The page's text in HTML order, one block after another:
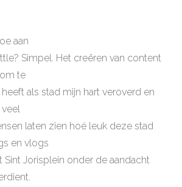
aan
Simpel. Het creëren van content
te
als stad mijn hart veroverd en
laten zien hoé leuk deze stad
en vlogs
Sint Jorisplein onder de aandacht